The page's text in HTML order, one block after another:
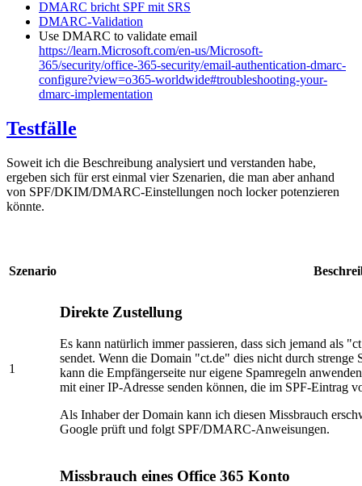
DMARC bricht SPF mit SRS
DMARC-Validation
Use DMARC to validate email
https://learn.Microsoft.com/en-us/Microsoft-
365/security/office-365-security/email-authentication-dmarc-
configure?view=o365-worldwide#troubleshooting-your-
dmarc-implementation
Testfälle
Soweit ich die Beschreibung analysiert und verstanden habe,
ergeben sich für erst einmal vier Szenarien, die man aber anhand
von SPF/DKIM/DMARC-Einstellungen noch locker potenzieren
könnte.
Szenario
1
Direkte Zustellung
Es kann natürlich immer passieren, dass sich jemand als
sendet. Wenn die Domain "ct.de" dies nicht durch
kann die Empfängerseite nur eigene Spamregeln
mit einer IP-Adresse senden können, die im SPF-Eintrag
Als Inhaber der Domain kann ich diesen Missbrauch
Google prüft und folgt SPF/DMARC-Anweisungen.
Missbrauch eines Office 365 Konto